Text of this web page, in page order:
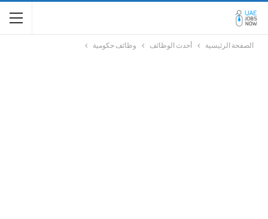
الصفحة الرئيسية أحدث الوظائف وظائف حكومية